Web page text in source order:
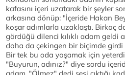
kafasını içeri uzatarak bir şeyler
arkasına dönüp: "İçeride Hakan
koşar adımlarla uzaklaştı. Birkaç
gördüğü dilenci kılıklı adam geldi
daha da çekingen bir biçimde girdi
Bir tek bu oda yaşamak için
"Buyurun, adınız?" diye sordu